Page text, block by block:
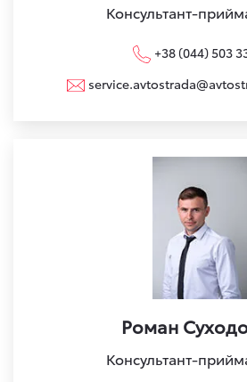
Консультант-
+38 (044) 503
Роман
Консультант-